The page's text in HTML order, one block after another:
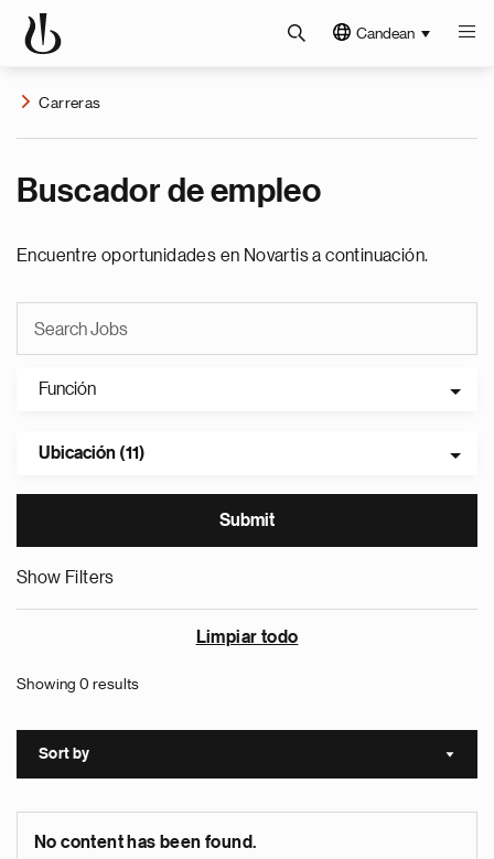
Candean
Carreras
Buscador de empleo
Encuentre oportunidades en Novartis a continuación.
Función
Ubicación (11)
Show Filters
Limpiar todo
Showing 0 results
Sort by Sort
No content has been found.